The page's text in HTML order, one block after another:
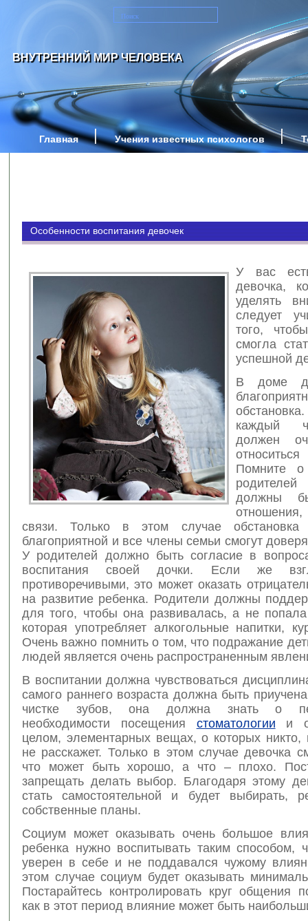
ВНУТРЕННИЙ МИР ЧЕЛОВЕКА
Главная Учения известных психологов
Особенности воспитания девочек
У вас
девочка,
уделять
следует
того,
смогла
успешной
В доме
каждый
должен
Помните
должны
отношения,
связи. Только в этом случае
благоприятной и все члены семьи смогут
У родителей должно быть согласие в
воспитания своей дочки. Если же
противоречивыми, это может оказать
на развитие ребенка. Родители должны
для того, чтобы она развивалась, а не
которая употребляет алкогольные напитки,
Очень важно помнить о том, что подражание
людей является очень распространенным
В воспитании должна чувствоваться
самого раннего возраста должна быть
чистке зубов, она должна знать о
необходимости посещения стоматологии и
целом, элементарных вещах, о которых никто,
не расскажет. Только в этом случае девочка
что может быть хорошо, а что – плохо.
запрещать делать выбор. Благодаря этому
стать самостоятельной и будет выбирать,
собственные планы.
Социум может оказывать очень большое
ребенка нужно воспитывать таким способом,
уверен в себе и не поддавался чужому
этом случае социум будет оказывать
Постарайтесь контролировать круг общения
как в этот период влияние может быть